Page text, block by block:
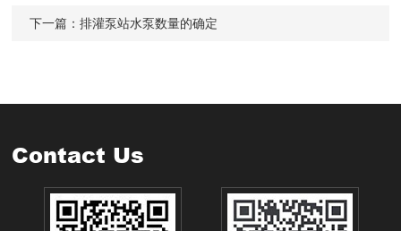
下一篇：排灌泵站水泵数量的确定
Contact Us